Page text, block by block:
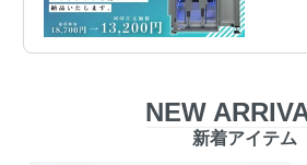
NEW
新着アイテム